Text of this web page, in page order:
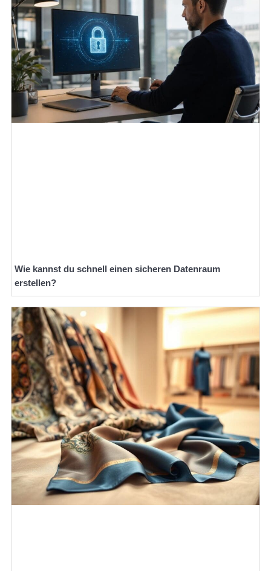
Wie kannst du schnell einen sicheren Datenraum
erstellen?